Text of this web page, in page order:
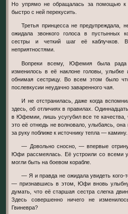
Но упрямо не обращалась за помощью к
быстро с ней перекусить.
Третья принцесса не предупреждала, не звала в гости и вовсе не
ожидала звонкого голоса в пустынных
сестры и четкий шаг её каблучков.
неприятностями.
Вопреки всему, Юфемия была рада видеть Карин — что-то
изменилось в её наклоне головы, улыбке
обнимая сестрицу. Во всем этом было
послевкусии неудачно заваренного чая.
И не отстранилась, даже когда вспомнила о манерности поведения
здесь, об отличиях в правилах.
в Юфемии, лишь усугубил все те качества,
это её отнюдь не волновало, улыбаясь, она
за руку поближе к источнику тепла —
— Довольно сносно, — впервые отринув волнения и нервозность,
Юфи рассмеялась. Её устроили со всеми
могли быть на боевом корабле.
— Я и правда не ожидала увидеть кого-то на пороге этого поместья,
— признавшись в этом, Юфи вновь
думать, что её старшая сестра слегка
Здесь совершенно ничего не
Гвиневра?